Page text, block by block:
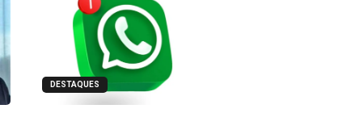
DESTAQUES